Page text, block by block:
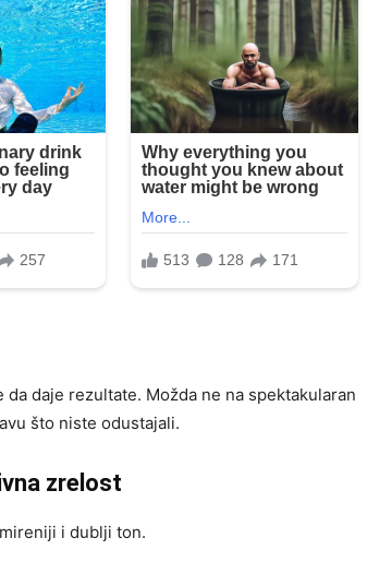
daje rezultate. Možda ne na spektakularan
što niste odustajali.
zrelost
i dublji ton.